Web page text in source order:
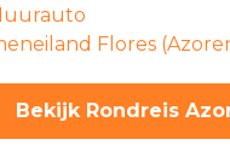
Flores
Bekijk Rondreis